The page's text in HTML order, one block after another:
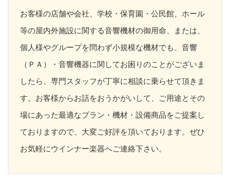
お客様の店舗や会社、学校・保育園・公民館、ホール
等の屋内外施設に関する音響機材の御用命、または、
個人様やグループを問わず小規模な機材でも、音響
（ＰＡ）・音響機器に関してお困りのことがございま
したら、専門スタッフが丁寧に相談に乗らせて頂きま
す。お客様からお話をおうかがいして、ご用途とその
場にあった最適なプラン・機材・設備商品をご提案し
ておりますので、大変ご好評を頂いております。ぜひ
お気軽にウインナー楽器へご連絡下さい。